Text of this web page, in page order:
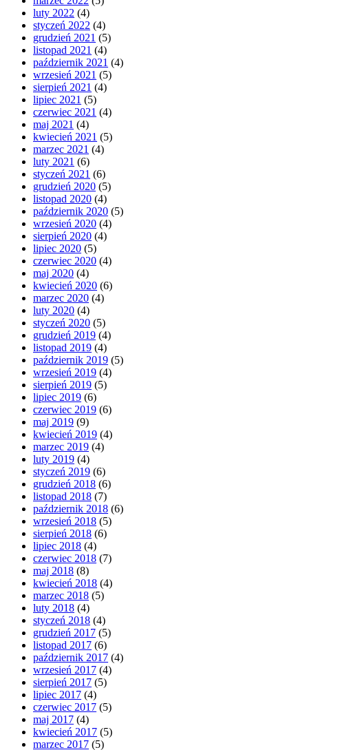
luty 2022 (4)
styczeń 2022 (4)
grudzień 2021 (5)
listopad 2021 (4)
październik 2021 (4)
wrzesień 2021 (5)
sierpień 2021 (4)
lipiec 2021 (5)
czerwiec 2021 (4)
maj 2021 (4)
kwiecień 2021 (5)
marzec 2021 (4)
luty 2021 (6)
styczeń 2021 (6)
grudzień 2020 (5)
listopad 2020 (4)
październik 2020 (5)
wrzesień 2020 (4)
sierpień 2020 (4)
lipiec 2020 (5)
czerwiec 2020 (4)
maj 2020 (4)
kwiecień 2020 (6)
marzec 2020 (4)
luty 2020 (4)
styczeń 2020 (5)
grudzień 2019 (4)
listopad 2019 (4)
październik 2019 (5)
wrzesień 2019 (4)
sierpień 2019 (5)
lipiec 2019 (6)
czerwiec 2019 (6)
maj 2019 (9)
kwiecień 2019 (4)
marzec 2019 (4)
luty 2019 (4)
styczeń 2019 (6)
grudzień 2018 (6)
listopad 2018 (7)
październik 2018 (6)
wrzesień 2018 (5)
sierpień 2018 (6)
lipiec 2018 (4)
czerwiec 2018 (7)
maj 2018 (8)
kwiecień 2018 (4)
marzec 2018 (5)
luty 2018 (4)
styczeń 2018 (4)
grudzień 2017 (5)
listopad 2017 (6)
październik 2017 (4)
wrzesień 2017 (4)
sierpień 2017 (5)
lipiec 2017 (4)
czerwiec 2017 (5)
maj 2017 (4)
kwiecień 2017 (5)
marzec 2017 (5)